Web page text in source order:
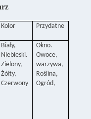
Kolor Przydatne
Biały,
Niebieski.
Zielony,
Żółty,
Czerwony
Okno.
Owoce,
warzywa,
Roślina,
Ogród,